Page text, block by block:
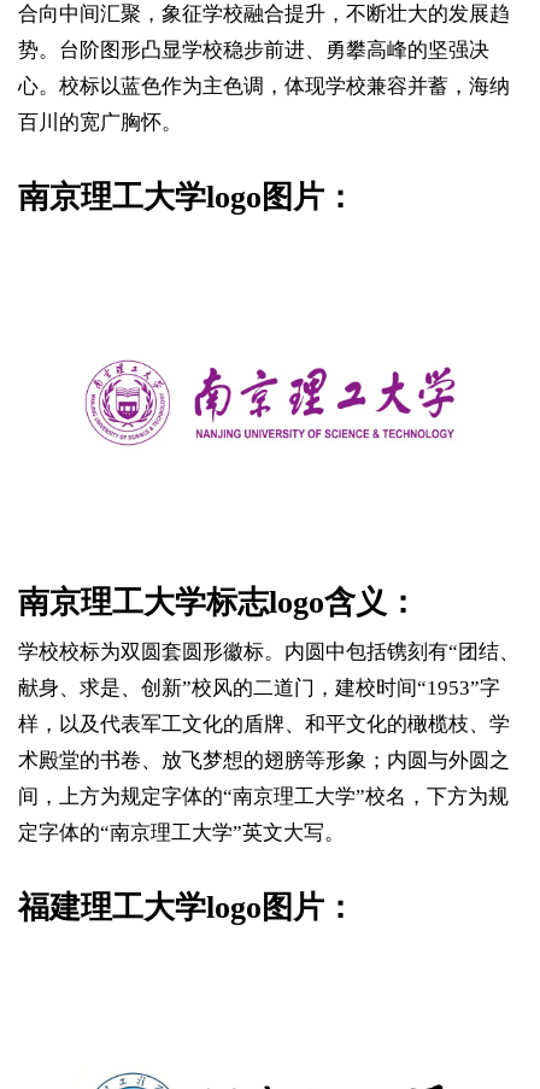
合向中间汇聚，象征学校融合提升，不断壮大的发展趋
势。台阶图形凸显学校稳步前进、勇攀高峰的坚强决
心。校标以蓝色作为主色调，体现学校兼容并蓄，海纳
百川的宽广胸怀。
南京理工大学logo图片：
南京理工大学标志logo含义：
学校校标为双圆套圆形徽标。内圆中包括镌刻有“团结、
献身、求是、创新”校风的二道门，建校时间“1953”字
样，以及代表军工文化的盾牌、和平文化的橄榄枝、学
术殿堂的书卷、放飞梦想的翅膀等形象；内圆与外圆之
间，上方为规定字体的“南京理工大学”校名，下方为规
定字体的“南京理工大学”英文大写。
福建理工大学logo图片：